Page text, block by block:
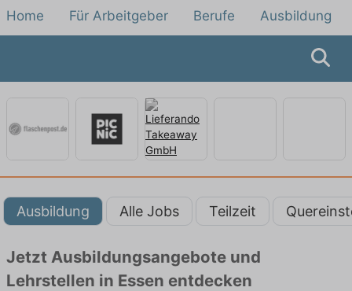
Home Für Arbeitgeber Berufe Ausbildung
Ausbildung Alle Jobs Teilzeit
Jetzt Ausbildungsangebote und
Lehrstellen in Essen entdecken